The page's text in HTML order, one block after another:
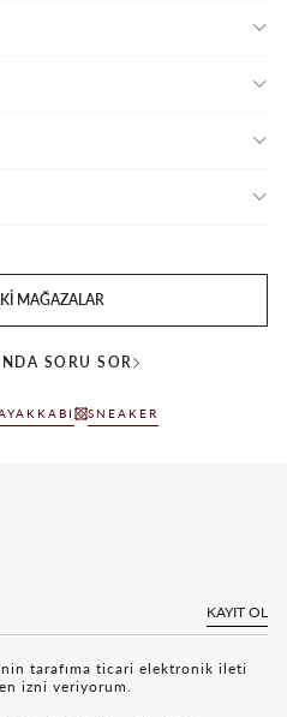
MAĞAZALAR
SORU SOR
SNEAKER
KAYIT OL
tarafıma ticari elektronik ileti
izni veriyorum.